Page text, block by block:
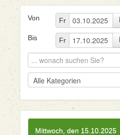
Von Fr
Bis Fr
Mittwoch, den 15.10.2025